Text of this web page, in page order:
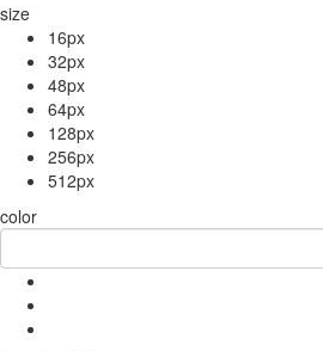
size
16px
32px
48px
64px
128px
256px
512px
color